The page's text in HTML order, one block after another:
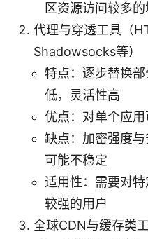
区资源访问较多的
代理与穿透工具（
Shadowsocks等）
特点：逐步替换
低，灵活性高
优点：对单个应
缺点：加密强度
可能不稳定
适用性：需要对
较强的用户
全球CDN与缓存类